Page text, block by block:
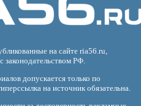
на сайте ria56.ru,
законодательством РФ.
допускается только по
на источник обязательна.